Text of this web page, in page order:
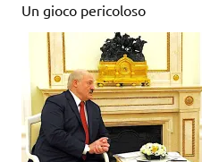
Un gioco pericoloso